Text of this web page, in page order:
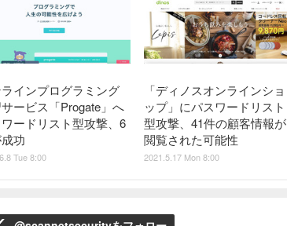
インプログラミング
ービス「Progate」へ
ードリスト型攻撃、6
功
Tue 8:00
「ディノスオンラインショ
ップ」にパスワードリスト
型攻撃、41件の顧客情報が
閲覧された可能性
2021.5.17 Mon 8:00